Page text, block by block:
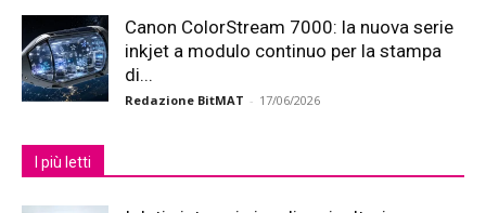
Canon ColorStream 7000: la nuova serie
inkjet a modulo continuo per la stampa
di...
Redazione BitMAT - 17/06/2026
I più letti